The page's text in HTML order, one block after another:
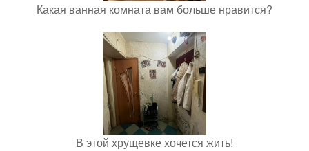
Какая ванная комната вам больше нравится?
В этой хрущевке хочется жить!